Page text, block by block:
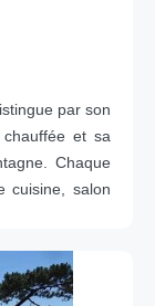
par son
et sa
Chaque
cuisine, salon